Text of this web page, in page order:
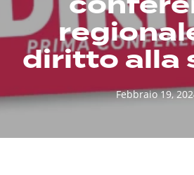
diritto alla
Febbraio 19,